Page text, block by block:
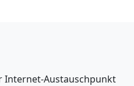
Internet-Austauschpunkt